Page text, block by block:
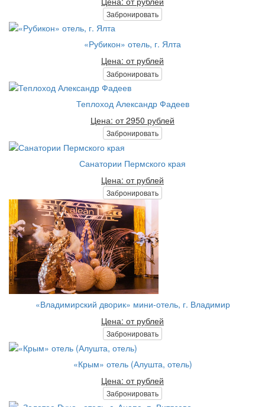
Забронировать
«Рубикон» отель, г. Ялта
Цена: от рублей
Забронировать
Теплоход Александр Фадеев
Цена: от 2950 рублей
Забронировать
Санатории Пермского края
Цена: от рублей
Забронировать
«Владимирский дворик» мини-отель, г. Владимир
Цена: от рублей
Забронировать
«Крым» отель (Алушта, отель)
Цена: от рублей
Забронировать